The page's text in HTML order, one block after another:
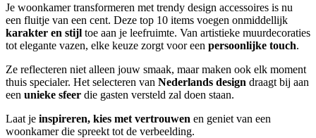
Je woonkamer transformeren met trendy design accessoires is nu
een fluitje van een cent. Deze top 10 items voegen onmiddellijk
karakter en stijl toe aan je leefruimte. Van artistieke muurdecoraties
tot elegante vazen, elke keuze zorgt voor een persoonlijke touch.
Ze reflecteren niet alleen jouw smaak, maar maken ook elk moment
thuis specialer. Het selecteren van Nederlands design draagt bij aan
een unieke sfeer die gasten versteld zal doen staan.
Laat je inspireren, kies met vertrouwen en geniet van een
woonkamer die spreekt tot de verbeelding.